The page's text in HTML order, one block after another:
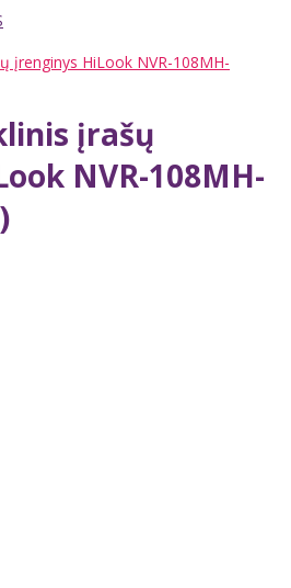
įrenginys HiLook NVR-108MH-
įrašų
NVR-108MH-